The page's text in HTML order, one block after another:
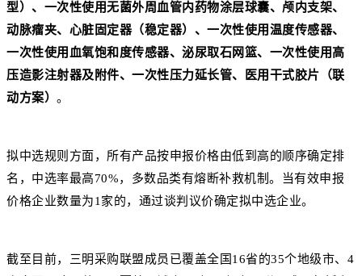
型）、一次性使用无菌外周血管内药物涂层球囊、颅内支架、
动脉瘤夹、心脏固定器（稳定器）、一次性使用温度传感器、
一次性使用血氧饱和度传感器、泌尿取石网篮、一次性使用高
压造影注射器及附件、一次性压力延长管、医用干式胶片（联
动方案） 。
拟中选规则方面，所有产品按申报价格由低到高的顺序确定排
名，中选率最高70%，多数品类有熔断补救机制。当有效申报
价格企业数量为1家的，通过谈判议价确定拟中选企业。
截至目前，三明采购联盟成员已覆盖全国16省的35个地级市、4